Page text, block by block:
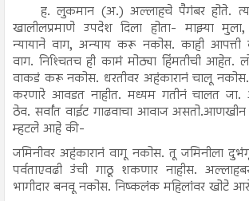
ह. लुकमान (अ.) अल्लाहचे पैगंबर होते.
खालीलप्रमाणे उपदेश दिला होता- माझ्या
न्यायाने वाग, अन्याय करू नकोस. काही
वाग. निश्‍चितच ही कामं मोठ्या हिंमतीची आहेत.
वाकडं करू नकोस. धरतीवर अहंकारानं चालू
करणारे आवडत नाहीत. मध्यम गतीनं चालत
ठेव. सर्वांत वाईट गाढवाचा आवाज
म्हटले आहे की-
जमिनीवर अहंकारानं वागू नकोस. तू जमिनीला
पर्वताएवढी उंची गाठू शकणार नाहीस.
भागीदार बनवू नकोस. निष्कलंक महिलांवर खोटे